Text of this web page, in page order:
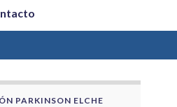
PARKINSON ELCHE